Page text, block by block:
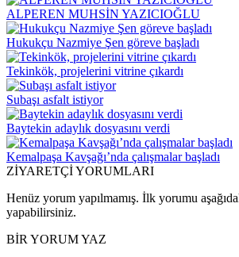
ALPEREN MUHSİN YAZICIOĞLU
Hukukçu Nazmiye Şen göreve başladı
Tekinkök, projelerini vitrine çıkardı
Subaşı asfalt istiyor
Baytekin adaylık dosyasını verdi
Kemalpaşa Kavşağı’nda çalışmalar başladı
ZİYARETÇİ YORUMLARI
Henüz yorum yapılmamış. İlk yorumu
yapabilirsiniz.
BİR YORUM YAZ